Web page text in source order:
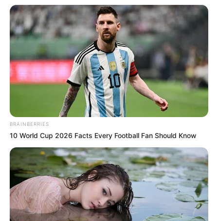
BRAINBERRIES
10 World Cup 2026 Facts Every Football Fan Should Know